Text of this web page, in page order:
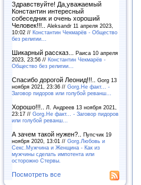
Здравствуйте! Да,уважаемый
Константин интересный
собеседник и очень хороший
Человек!!!.. Aleksandr 11 апреля 2023,
10:02 // Константин Чекмарёв - Общество
без религии...
Шикарный рассказ... Раиса 10 апреля
2023, 23:56 // Константин Чекмарёв -
Общество без религии...
Спасибо дорогой Леонид!!!.. Gorg 13
ноября 2021, 23:36 // Gorg.Не факт... -
Заговор пидоров или голубой реванш…
Хорошо!!!..
Л. Андреев 13 ноября 2021,
23:17 // Gorg.Не факт... - Заговор пидоров
или голубой реванш…
А зачем такой нужен?.. Пупсчик 19
ноября 2020, 13:01 // Gorg.Любовь и
Секс.Мужчина и Женщина - Как из
мужчины сделать импотента или
осторожно Стервы.
Посмотреть все